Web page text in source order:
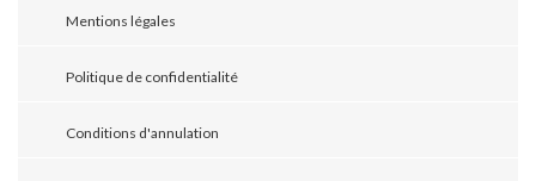
Mentions légales
Politique de confidentialité
Conditions d'annulation